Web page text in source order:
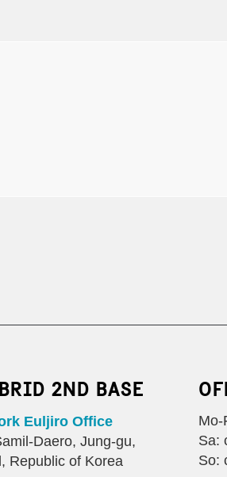
2ND BASE
Euljiro Office
Daero, Jung-gu,
Republic of Korea
Mo-
Sa:
So: